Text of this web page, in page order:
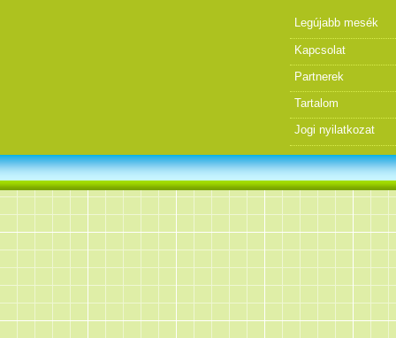
Legújabb mesék
Kapcsolat
Partnerek
Tartalom
Jogi nyilatkozat